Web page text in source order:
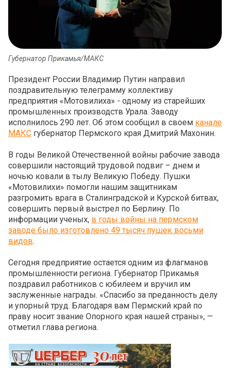
Губернатор Прикамья/МАКС
Президент России Владимир Путин направил
поздравительную телеграмму коллективу
предприятия «Мотовилиха» - одному из старейших
промышленных производств Урала. Заводу
исполнилось 290 лет. Об этом сообщил в своем канале
МАКС губернатор Пермского края Дмитрий Махонин.
В годы Великой Отечественной войны рабочие завода
совершили настоящий трудовой подвиг – днем и
ночью ковали в тылу Великую Победу. Пушки
«Мотовилихи» помогли нашим защитникам
разгромить врага в Сталинградской и Курской битвах,
совершить первый выстрел по Берлину. По
информации ученых, в годы войны на пермском
заводе было изготовлено 49 тысяч пушек восьми
видов.
Сегодня предприятие остается одним из флагманов
промышленности региона. Губернатор Прикамья
поздравил работников с юбилеем и вручил им
заслуженные награды. «Спасибо за преданность делу
и упорный труд. Благодаря вам Пермский край по
праву носит звание Опорного края нашей страны», —
отметил глава региона.